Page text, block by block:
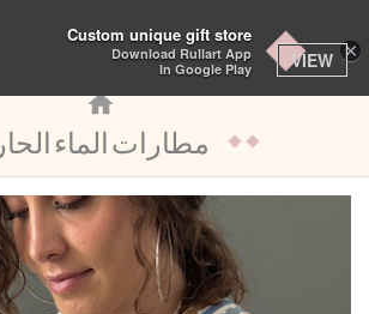
تبديل
التنقل
مطارات الماء الحار
×
Custom unique gift store
Download Rullart App
In Google Play
VIEW